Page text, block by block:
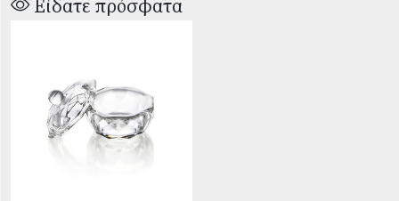
Είδατε πρόσφατα